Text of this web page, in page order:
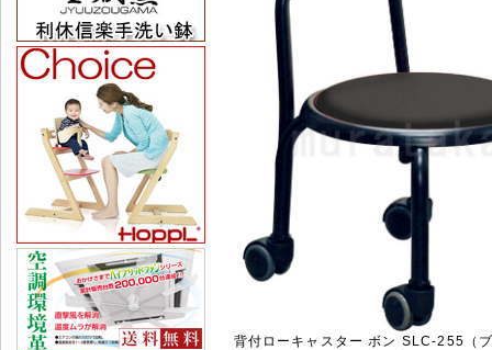
背付ローキャスター ボン SLC-255（